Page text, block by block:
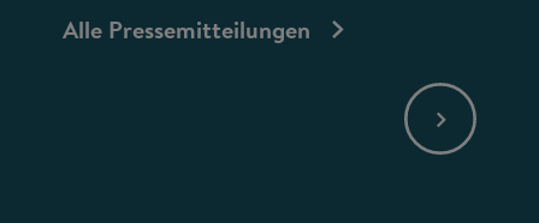
Alle Pressemitteilungen